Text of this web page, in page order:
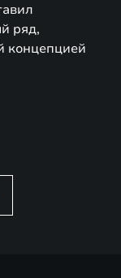
ряд,
концепцией